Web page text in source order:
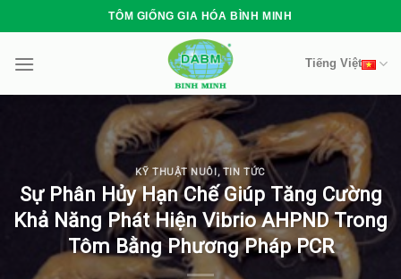
to
content
TÔM GIỐNG GIA HÓA BÌNH MINH
Tiếng Việt
KỸ THUẬT NUÔI, TIN TỨC
Sự Phân Hủy Hạn Chế Giúp Tăng Cường
Khả Năng Phát Hiện Vibrio AHPND Trong
Tôm Bằng Phương Pháp PCR